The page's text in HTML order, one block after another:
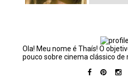
Ola! Meu nome é Thaís! O
pouco sobre cinema clássico de